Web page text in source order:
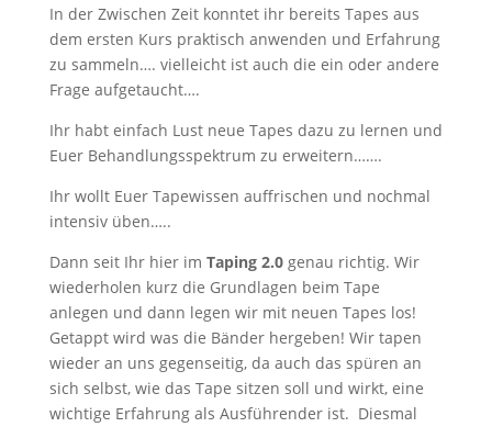
In der Zwischen Zeit konntet ihr bereits Tapes aus
dem ersten Kurs praktisch anwenden und Erfahrung
zu sammeln…. vielleicht ist auch die ein oder andere
Frage aufgetaucht….
Ihr habt einfach Lust neue Tapes dazu zu lernen und
Euer Behandlungsspektrum zu erweitern…….
Ihr wollt Euer Tapewissen auffrischen und nochmal
intensiv üben…..
Dann seit Ihr hier im Taping 2.0genau richtig. Wir
wiederholen kurz die Grundlagen beim Tape
anlegen und dann legen wir mit neuen Tapes los!
Getappt wird was die Bänder hergeben! Wir tapen
wieder an uns gegenseitig, da auch das spüren an
sich selbst, wie das Tape sitzen soll und wirkt, eine
wichtige Erfahrung als Ausführender ist. Diesmal